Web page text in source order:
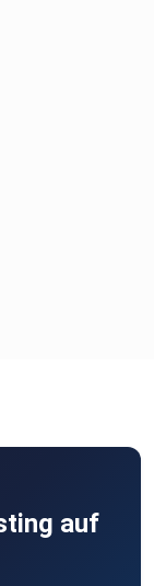
auf